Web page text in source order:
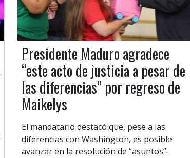
Presidente Maduro agradece
“este acto de justicia a pesar de
las diferencias” por regreso de
Maikelys
El mandatario destacó que, pese a las
diferencias con Washington, es posible
avanzar en la resolución de “asuntos”.